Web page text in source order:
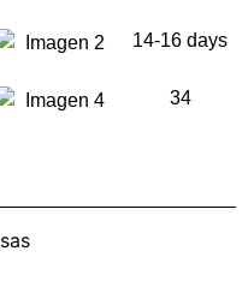
14-16 days
34